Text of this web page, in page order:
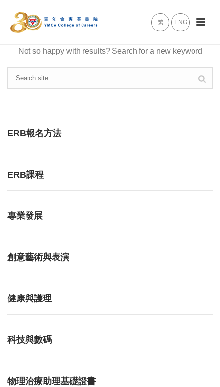
繁 ENG
Not so happy with results? Search for a new keyword
ERB報名方法
ERB課程
專業發展
創意藝術與表演
健康與護理
科技與數碼
物理治療助理基礎證書